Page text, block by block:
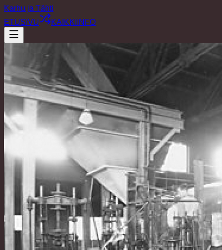
Karhu ja Tähti
ETUSIVU
KAIKKI INFO